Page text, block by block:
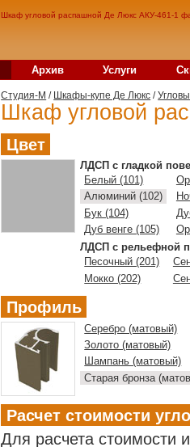
Шкаф угловой распашной Де Люкс АКУ-461-1
Архив Услуги
Студия-M / Шкафы-купе Де Люкс /
Шкаф угловой
Цвет
ЛДСП с гладкой
Белый (101)
Алюминий (102)
Бук (104)
Дуб венге (105)
ЛДСП с рельефной
Песочный (201)
Мокко (202)
Профиль
Серебро (матовый)
Золото (матовый)
Шампань (матовый)
Старая бронза
Расчет стоимости
Для расчета стоимости